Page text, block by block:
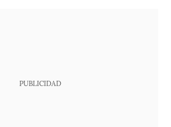
PUBLICIDAD